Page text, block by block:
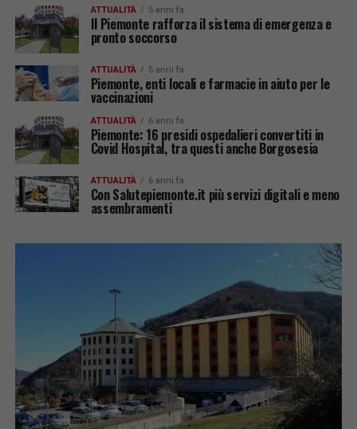
ATTUALITÀ 5 anni fa
Il Piemonte rafforza il sistema di emergenza e
pronto soccorso
ATTUALITÀ 5 anni fa
Piemonte, enti locali e farmacie in aiuto per le
vaccinazioni
ATTUALITÀ 6 anni fa
Piemonte: 16 presidi ospedalieri convertiti in
Covid Hospital, tra questi anche Borgosesia
ATTUALITÀ 6 anni fa
Con Salutepiemonte.it più servizi digitali e meno
assembramenti